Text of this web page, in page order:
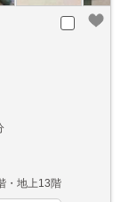
・地上13階